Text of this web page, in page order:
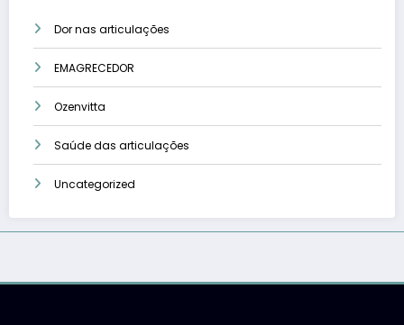
Dor nas articulações
EMAGRECEDOR
Ozenvitta
Saúde das articulações
Uncategorized